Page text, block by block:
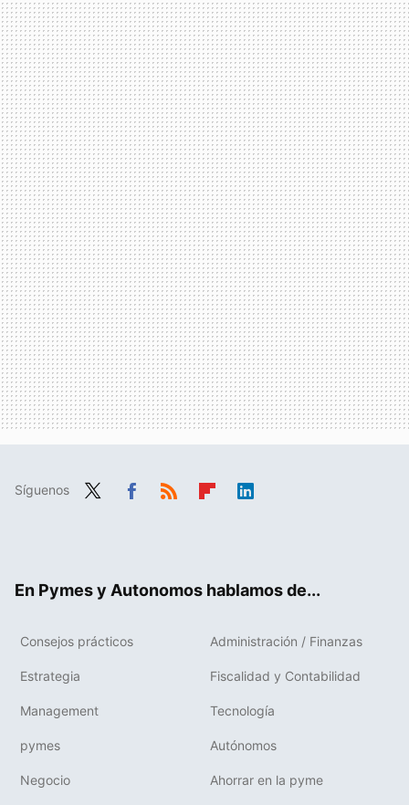
Síguenos
En Pymes y Autonomos hablamos de...
Consejos prácticos Administración / Finanzas
Estrategia Fiscalidad y Contabilidad
Management Tecnología
pymes Autónomos
Negocio Ahorrar en la pyme